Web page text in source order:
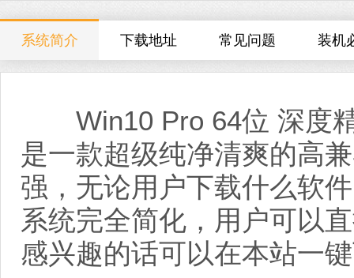
系统简介 下载地址 常见问题 装机
Win10 Pro 64位 深度精
是一款超级纯净清爽的高
强，无论用户下载什么软
系统完全简化，用户可以
感兴趣的话可以在本站一